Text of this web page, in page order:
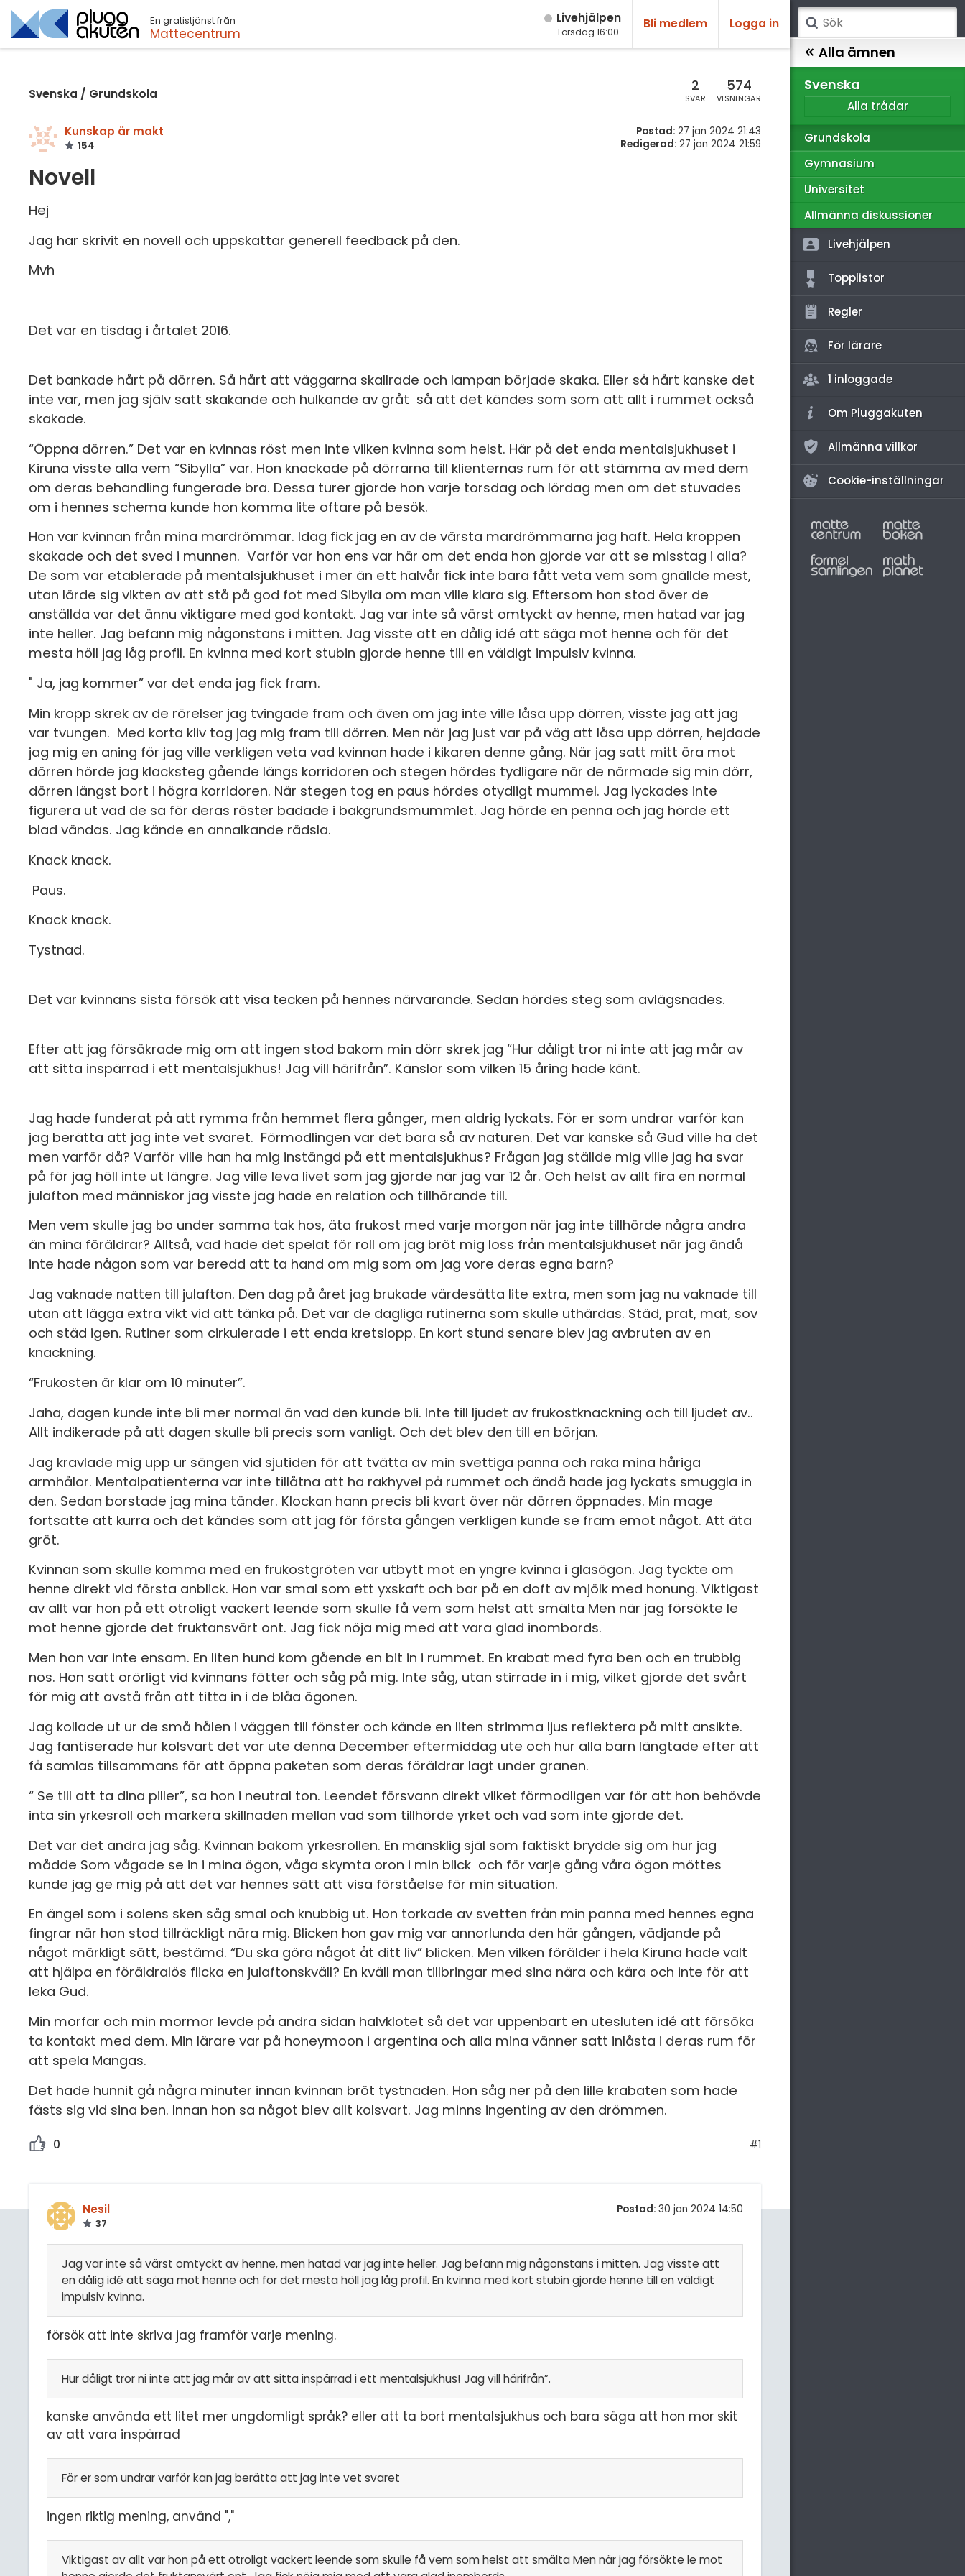
En gratistjänst från
Mattecentrum
Live­hjälpen
Torsdag 16:00
Bli medlem Logga in
Svenska / Grundskola 2
SVAR
574
VISNINGAR
Kunskap är makt
154
Postad: 27 jan 2024 21:43
Redigerad: 27 jan 2024 21:59
Novell
Hej
Jag har skrivit en novell och uppskattar generell feedback på den.
Mvh
Det var en tisdag i årtalet 2016.
Det bankade hårt på dörren. Så hårt att väggarna skallrade och lampan började skaka. Eller så hårt kanske det
inte var, men jag själv satt skakande och hulkande av gråt så att det kändes som som att allt i rummet också
skakade.
“Öppna dörren.” Det var en kvinnas röst men inte vilken kvinna som helst. Här på det enda mentalsjukhuset i
Kiruna visste alla vem “Sibylla” var. Hon knackade på dörrarna till klienternas rum för att stämma av med dem
om deras behandling fungerade bra. Dessa turer gjorde hon varje torsdag och lördag men om det stuvades
om i hennes schema kunde hon komma lite oftare på besök.
Hon var kvinnan från mina mardrömmar. Idag fick jag en av de värsta mardrömmarna jag haft. Hela kroppen
skakade och det sved i munnen. Varför var hon ens var här om det enda hon gjorde var att se misstag i alla?
De som var etablerade på mentalsjukhuset i mer än ett halvår fick inte bara fått veta vem som gnällde mest,
utan lärde sig vikten av att stå på god fot med Sibylla om man ville klara sig. Eftersom hon stod över de
anställda var det ännu viktigare med god kontakt. Jag var inte så värst omtyckt av henne, men hatad var jag
inte heller. Jag befann mig någonstans i mitten. Jag visste att en dålig idé att säga mot henne och för det
mesta höll jag låg profil. En kvinna med kort stubin gjorde henne till en väldigt impulsiv kvinna.
" Ja, jag kommer” var det enda jag fick fram.
Min kropp skrek av de rörelser jag tvingade fram och även om jag inte ville låsa upp dörren, visste jag att jag
var tvungen. Med korta kliv tog jag mig fram till dörren. Men när jag just var på väg att låsa upp dörren, hejdade
jag mig en aning för jag ville verkligen veta vad kvinnan hade i kikaren denne gång. När jag satt mitt öra mot
dörren hörde jag klacksteg gående längs korridoren och stegen hördes tydligare när de närmade sig min dörr,
dörren längst bort i högra korridoren. När stegen tog en paus hördes otydligt mummel. Jag lyckades inte
figurera ut vad de sa för deras röster badade i bakgrundsmummlet. Jag hörde en penna och jag hörde ett
blad vändas. Jag kände en annalkande rädsla.
Knack knack.
Paus.
Knack knack.
Tystnad.
Det var kvinnans sista försök att visa tecken på hennes närvarande. Sedan hördes steg som avlägsnades.
Efter att jag försäkrade mig om att ingen stod bakom min dörr skrek jag “Hur dåligt tror ni inte att jag mår av
att sitta inspärrad i ett mentalsjukhus! Jag vill härifrån”. Känslor som vilken 15 åring hade känt.
Jag hade funderat på att rymma från hemmet flera gånger, men aldrig lyckats. För er som undrar varför kan
jag berätta att jag inte vet svaret. Förmodlingen var det bara så av naturen. Det var kanske så Gud ville ha det
men varför då? Varför ville han ha mig instängd på ett mentalsjukhus? Frågan jag ställde mig ville jag ha svar
på för jag höll inte ut längre. Jag ville leva livet som jag gjorde när jag var 12 år. Och helst av allt fira en normal
julafton med människor jag visste jag hade en relation och tillhörande till.
Men vem skulle jag bo under samma tak hos, äta frukost med varje morgon när jag inte tillhörde några andra
än mina föräldrar? Alltså, vad hade det spelat för roll om jag bröt mig loss från mentalsjukhuset när jag ändå
inte hade någon som var beredd att ta hand om mig som om jag vore deras egna barn?
Jag vaknade natten till julafton. Den dag på året jag brukade värdesätta lite extra, men som jag nu vaknade till
utan att lägga extra vikt vid att tänka på. Det var de dagliga rutinerna som skulle uthärdas. Städ, prat, mat, sov
och städ igen. Rutiner som cirkulerade i ett enda kretslopp. En kort stund senare blev jag avbruten av en
knackning.
“Frukosten är klar om 10 minuter”.
Jaha, dagen kunde inte bli mer normal än vad den kunde bli. Inte till ljudet av frukostknackning och till ljudet av..
Allt indikerade på att dagen skulle bli precis som vanligt. Och det blev den till en början.
Jag kravlade mig upp ur sängen vid sjutiden för att tvätta av min svettiga panna och raka mina håriga
armhålor. Mentalpatienterna var inte tillåtna att ha rakhyvel på rummet och ändå hade jag lyckats smuggla in
den. Sedan borstade jag mina tänder. Klockan hann precis bli kvart över när dörren öppnades. Min mage
fortsatte att kurra och det kändes som att jag för första gången verkligen kunde se fram emot något. Att äta
gröt.
Kvinnan som skulle komma med en frukostgröten var utbytt mot en yngre kvinna i glasögon. Jag tyckte om
henne direkt vid första anblick. Hon var smal som ett yxskaft och bar på en doft av mjölk med honung. Viktigast
av allt var hon på ett otroligt vackert leende som skulle få vem som helst att smälta Men när jag försökte le
mot henne gjorde det fruktansvärt ont. Jag fick nöja mig med att vara glad inombords.
Men hon var inte ensam. En liten hund kom gående en bit in i rummet. En krabat med fyra ben och en trubbig
nos. Hon satt orörligt vid kvinnans fötter och såg på mig. Inte såg, utan stirrade in i mig, vilket gjorde det svårt
för mig att avstå från att titta in i de blåa ögonen.
Jag kollade ut ur de små hålen i väggen till fönster och kände en liten strimma ljus reflektera på mitt ansikte.
Jag fantiserade hur kolsvart det var ute denna December eftermiddag ute och hur alla barn längtade efter att
få samlas tillsammans för att öppna paketen som deras föräldrar lagt under granen.
“ Se till att ta dina piller”, sa hon i neutral ton. Leendet försvann direkt vilket förmodligen var för att hon behövde
inta sin yrkesroll och markera skillnaden mellan vad som tillhörde yrket och vad som inte gjorde det.
Det var det andra jag såg. Kvinnan bakom yrkesrollen. En mänsklig själ som faktiskt brydde sig om hur jag
mådde Som vågade se in i mina ögon, våga skymta oron i min blick och för varje gång våra ögon möttes
kunde jag ge mig på att det var hennes sätt att visa förståelse för min situation.
En ängel som i solens sken såg smal och knubbig ut. Hon torkade av svetten från min panna med hennes egna
fingrar när hon stod tillräckligt nära mig. Blicken hon gav mig var annorlunda den här gången, vädjande på
något märkligt sätt, bestämd. “Du ska göra något åt ditt liv” blicken. Men vilken förälder i hela Kiruna hade valt
att hjälpa en föräldralös flicka en julaftonskväll? En kväll man tillbringar med sina nära och kära och inte för att
leka Gud.
Min morfar och min mormor levde på andra sidan halvklotet så det var uppenbart en utesluten idé att försöka
ta kontakt med dem. Min lärare var på honeymoon i argentina och alla mina vänner satt inlåsta i deras rum för
att spela Mangas.
Det hade hunnit gå några minuter innan kvinnan bröt tystnaden. Hon såg ner på den lille krabaten som hade
fästs sig vid sina ben. Innan hon sa något blev allt kolsvart. Jag minns ingenting av den drömmen.
0 #1
Nesil
37
Postad: 30 jan 2024 14:50
Jag var inte så värst omtyckt av henne, men hatad var jag inte heller. Jag befann mig någonstans i mitten. Jag visste att
en dålig idé att säga mot henne och för det mesta höll jag låg profil. En kvinna med kort stubin gjorde henne till en väldigt
impulsiv kvinna.
försök att inte skriva jag framför varje mening.
Hur dåligt tror ni inte att jag mår av att sitta inspärrad i ett mentalsjukhus! Jag vill härifrån”.
kanske använda ett litet mer ungdomligt språk? eller att ta bort mentalsjukhus och bara säga att hon mor skit
av att vara inspärrad
För er som undrar varför kan jag berätta att jag inte vet svaret
ingen riktig mening, använd ","
Viktigast av allt var hon på ett otroligt vackert leende som skulle få vem som helst att smälta Men när jag försökte le mot
Sök
Matematik
Kemi
Biologi
Alla ämnen
Svenska
Alla trådar
Grundskola
Gymnasium
Universitet
Allmänna diskussioner
Livehjälpen
Topplistor
Regler
För lärare
1 inloggade
Om Pluggakuten
Allmänna villkor
Cookie-inställningar
Fler ämnen